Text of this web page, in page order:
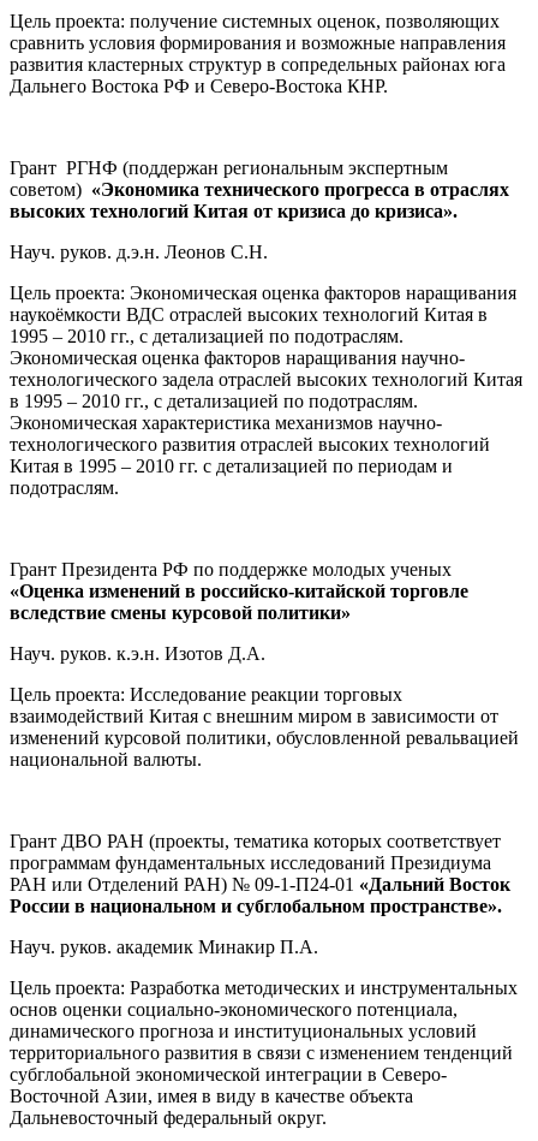
Цель проекта: получение системных оценок, позволяющих
сравнить условия формирования и возможные направления
развития кластерных структур в сопредельных районах юга
Дальнего Востока РФ и Северо-Востока КНР.
Грант РГНФ (поддержан региональным экспертным
советом) «Экономика технического прогресса в отраслях
высоких технологий Китая от кризиса до кризиса».
Науч. руков. д.э.н. Леонов С.Н.
Цель проекта: Экономическая оценка факторов наращивания
наукоёмкости ВДС отраслей высоких технологий Китая в
1995 – 2010 гг., с детализацией по подотраслям.
Экономическая оценка факторов наращивания научно-
технологического задела отраслей высоких технологий Китая
в 1995 – 2010 гг., с детализацией по подотраслям.
Экономическая характеристика механизмов научно-
технологического развития отраслей высоких технологий
Китая в 1995 – 2010 гг. с детализацией по периодам и
подотраслям.
Грант Президента РФ по поддержке молодых ученых
«Оценка изменений в российско-китайской торговле
вследствие смены курсовой политики»
Науч. руков. к.э.н. Изотов Д.А.
Цель проекта: Исследование реакции торговых
взаимодействий Китая с внешним миром в зависимости от
изменений курсовой политики, обусловленной ревальвацией
национальной валюты.
Грант ДВО РАН (проекты, тематика которых соответствует
программам фундаментальных исследований Президиума
РАН или Отделений РАН) № 09-1-П24-01 «Дальний Восток
России в национальном и субглобальном пространстве».
Науч. руков. академик Минакир П.А.
Цель проекта: Разработка методических и инструментальных
основ оценки социально-экономического потенциала,
динамического прогноза и институциональных условий
территориального развития в связи с изменением тенденций
субглобальной экономической интеграции в Северо-
Восточной Азии, имея в виду в качестве объекта
Дальневосточный федеральный округ.